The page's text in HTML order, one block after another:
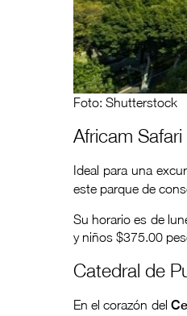
Foto: Shutterstock
Africam Safari
Ideal para una
este parque de
Su horario es de
y niños $375.00
Catedral de
En el corazón del